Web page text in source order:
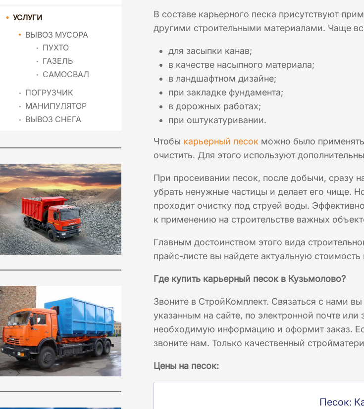
В составе карьерного песка присутствуют
другими строительными материалами. Чаще
для засыпки канав;
в качестве насыпного материала;
в ландшафтном дизайне;
при закладке фундамента;
в дорожных работах;
при оштукатуривании.
Чтобы карьерный песок можно было
очистить. Для этого используют
При просеивании песок, после добычи, сразу
убрать ненужные частицы и делает его чище.
проходит очистку под струей воды.
к применению на строительстве важных
Главным достоинством этого вида
прайс-листе вы найдете актуальную
Где купить карьерный песок в Кузьмолово?
Звоните в СтройКомплект. Связаться с нами
указанным на сайте, по электронной почте
необходимую информацию и оформит заказ.
звоните нам. Только качественный
Цены на песок:
Песок:
УСЛУГИ
ВЫВОЗ МУСОРА
ПУХТО
ГАЗЕЛЬ
САМОСВАЛ
ПОГРУЗЧИК
МАНИПУЛЯТОР
ВЫВОЗ СНЕГА